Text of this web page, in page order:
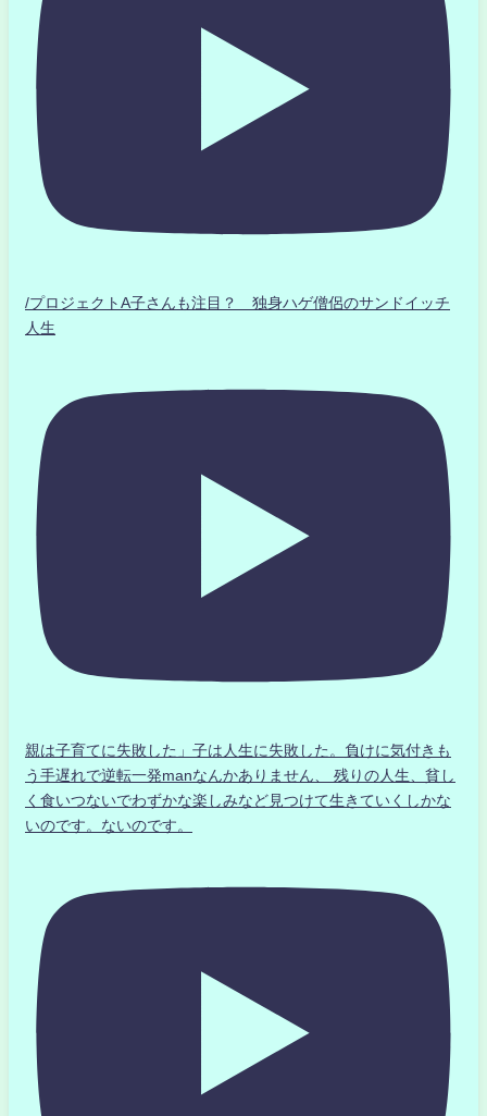
/プロジェクトA子さんも注目？ 独身ハゲ僧侶のサンドイッチ
人生
親は子育てに失敗した」子は人生に失敗した。負けに気付きも
う手遅れで逆転一発manなんかありません、 残りの人生、貧し
く食いつないでわずかな楽しみなど見つけて生きていくしかな
いのです。ないのです。